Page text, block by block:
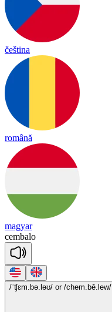
čeština
română
magyar
cembalo
/ˈʧɛm.bə.ləʊ/ or /chem.bē.lew/